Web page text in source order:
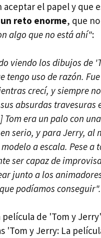
aceptar el papel y que
reto enorme, que
algo que no está ahí":
viendo los dibujos de
tengo uso de razón.
crecí, y siempre
absurdas travesuras
Tom era un palo con
serio, y para Jerry, al
a escala. Pese a
ser capaz de
junto a los
podíamos conseguir".
película de 'Tom y
'Tom y Jerry: La